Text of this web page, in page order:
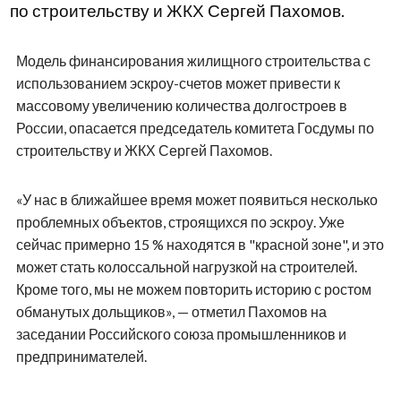
по строительству и ЖКХ Сергей Пахомов.
Модель финансирования жилищного строительства с
использованием эскроу-счетов может привести к
массовому увеличению количества долгостроев в
России, опасается председатель комитета Госдумы по
строительству и ЖКХ Сергей Пахомов.
«У нас в ближайшее время может появиться несколько
проблемных объектов, строящихся по эскроу. Уже
сейчас примерно 15 % находятся в "красной зоне", и это
может стать колоссальной нагрузкой на строителей.
Кроме того, мы не можем повторить историю с ростом
обманутых дольщиков», — отметил Пахомов на
заседании Российского союза промышленников и
предпринимателей.